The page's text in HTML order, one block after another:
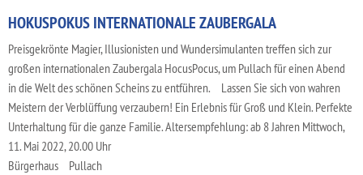
HOKUSPOKUS INTERNATIONALE ZAUBERGALA
Preisgekrönte Magier, Illusionisten und Wundersimulanten treffen sich zur
großen internationalen Zaubergala HocusPocus, um Pullach für einen Abend
in die Welt des schönen Scheins zu entführen. Lassen Sie sich von wahren
Meistern der Verblüffung verzaubern! Ein Erlebnis für Groß und Klein. Perfekte
Unterhaltung für die ganze Familie. Altersempfehlung: ab 8 Jahren Mittwoch,
11. Mai 2022, 20.00 Uhr
Bürgerhaus Pullach